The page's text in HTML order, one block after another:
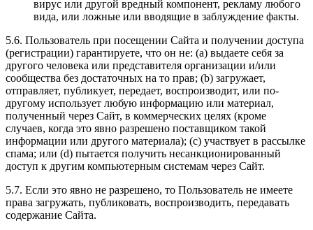
вирус или другой вредный компонент, рекламу любого
вида, или ложные или вводящие в заблуждение факты.
5.6. Пользователь при посещении Сайта и получении доступа
(регистрации) гарантируете, что он не: (a) выдаете себя за
другого человека или представителя организации и/или
сообщества без достаточных на то прав; (b) загружает,
отправляет, публикует, передает, воспроизводит, или по-
другому использует любую информацию или материал,
полученный через Сайт, в коммерческих целях (кроме
случаев, когда это явно разрешено поставщиком такой
информации или другого материала); (c) участвует в рассылке
спама; или (d) пытается получить несанкционированный
доступ к другим компьютерным системам через Сайт.
5.7. Если это явно не разрешено, то Пользователь не имеете
права загружать, публиковать, воспроизводить, передавать
содержание Сайта.